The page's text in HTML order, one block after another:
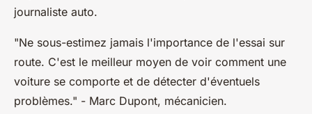
journaliste auto.
"Ne sous-estimez jamais l'importance de l'essai sur
route. C'est le meilleur moyen de voir comment une
voiture se comporte et de détecter d'éventuels
problèmes." - Marc Dupont, mécanicien.